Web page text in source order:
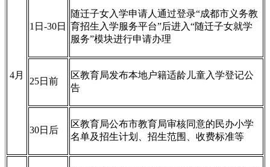
4月
1日-30日
随迁子女入学申请人通过登录“成都市义务教
育招生入学服务平台”后进入“随迁子女就学
服务”模块进行申请办理
25日前
区教育局发布本地户籍适龄儿童入学登记公
告
30日后
区教育局公布市教育局审核同意的民办小学
名单及招生计划、招生范围、收费标准等